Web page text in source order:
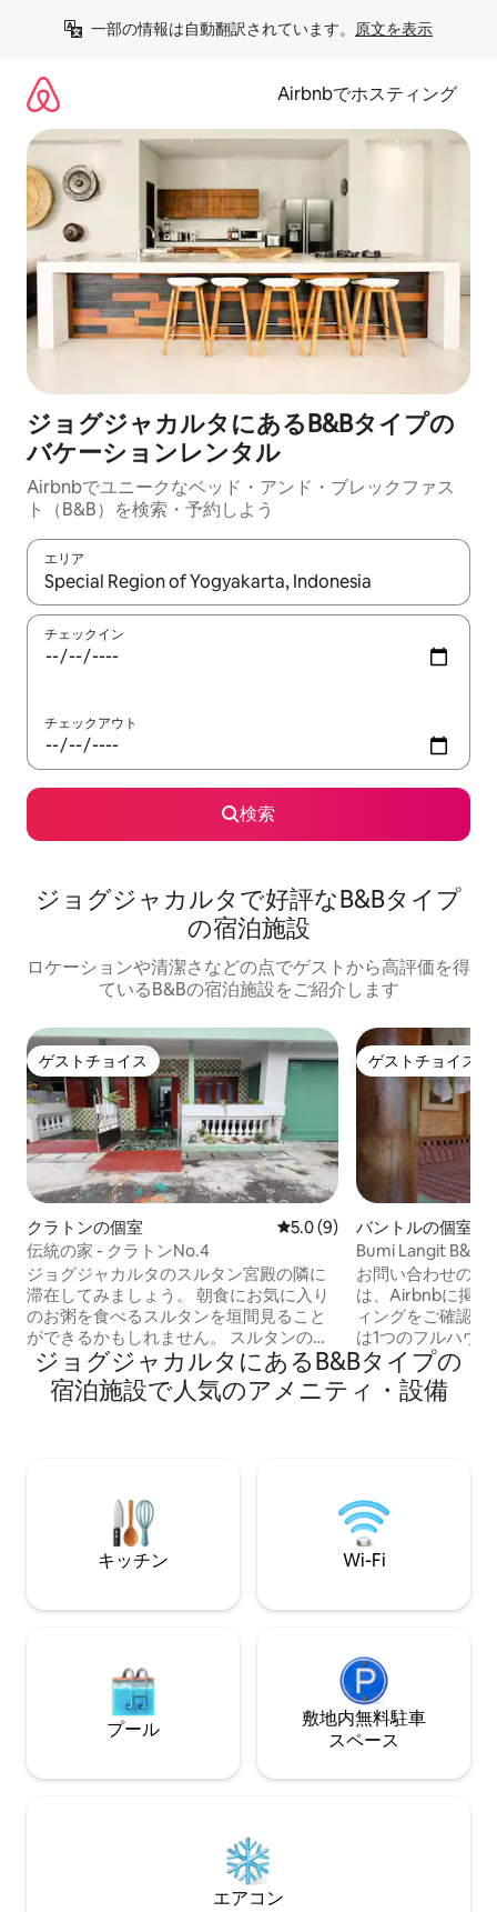
一部の情報は自動翻訳されています。 原文を表示
Airbnbでホスティング
ジョグジャカルタにあるB&Bタイプの
バケーションレンタル
Airbnbでユニークなベッド・アンド・ブレックファス
ト（B&B）を検索・予約しよう
エリア
検索結果が表示されたら、上下の矢印キーを使って移動するか
チェックイン
チェックアウト
検索
ジョグジャカルタで好評なB&Bタイプ
の宿泊施設
ロケーションや清潔さなどの点でゲストから高評価を得
ているB&Bの宿泊施設をご紹介します
ゲストチョイス
ゲストチョイス
クラトンの個室 レビュー9件、5つ星中5.0つ
5.0 (9)
伝統の家 - クラトンNo.4
ジョグジャカルタのスルタン宮殿の隣に
滞在してみましょう。 朝食にお気に入り
のお粥を食べるスルタンを垣間見ること
ができるかもしれません。 スルタンの宮
殿（クラトン）、北アルンアルン、南ア
ルンアルン、ウィジラン通り、マリオボ
ロ、ソノブドヨ美術館、タマンサリまで
と2つのバスルームを共有しています。大
人2名様とお子様2名様用の120 cm幅のベ
ッドが2台あります。
ゲストチョイス
ゲストチョイス
バントルの個室
Bumi Langit B&B
お問い合わせの日
は、Airbnbに掲載
ィングをご確認
は1つのフルハウス
Langitは、ベッド
けでなく、イモ
の丘にあるパーマ
きます。休暇を過
りについてもっと
す。
ジョグジャカルタにあるB&Bタイプの
宿泊施設で人気のアメニティ・設備
キッチン Wi-Fi
プール
敷地内無料駐⁠車
ス⁠ペ⁠ー⁠ス
エアコン